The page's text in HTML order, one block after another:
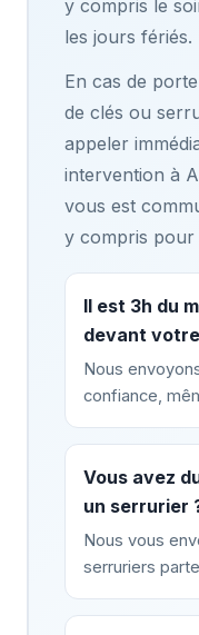
y compris le
les jours fériés.
En cas de
de clés ou
appeler
intervention à
vous est
y compris pour
Il est 3h du
devant
Nous
confiance,
Vous avez
un serrurier
Nous vous
serruriers